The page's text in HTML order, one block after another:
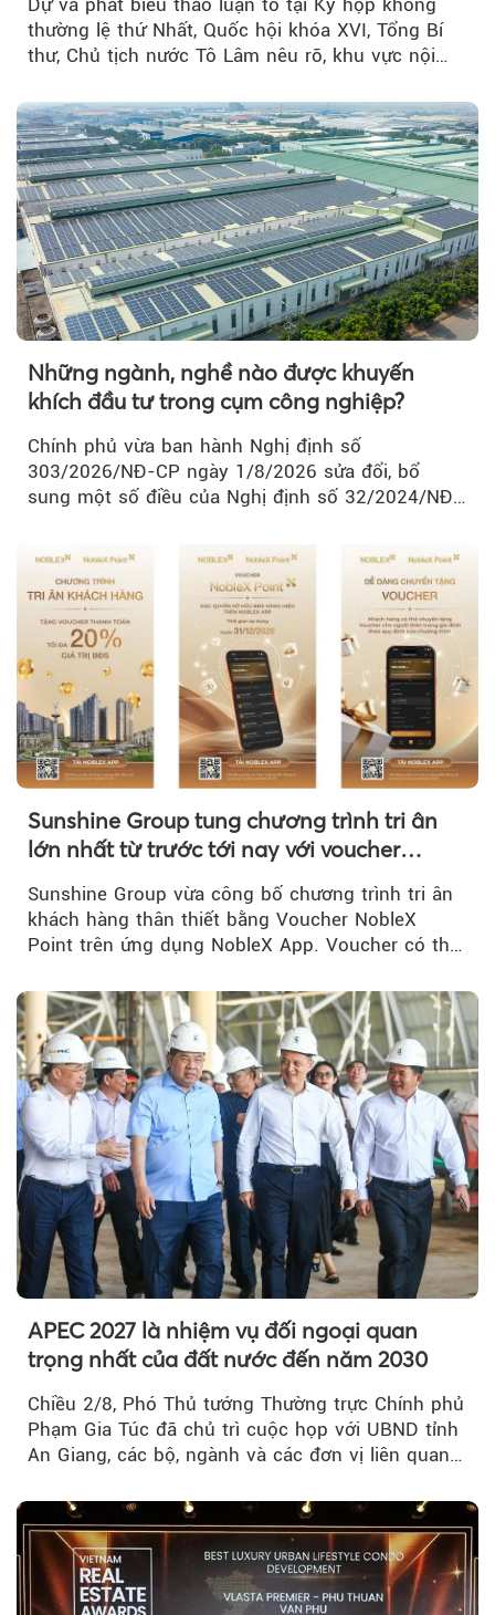
thường lệ thứ Nhất, Quốc hội khóa XVI, Tổng Bí
thư, Chủ tịch nước Tô Lâm nêu rõ, khu vực nội
Những ngành, nghề nào được khuyến
khích đầu tư trong cụm công nghiệp?
Chính phủ vừa ban hành Nghị định số
303/2026/NĐ-CP ngày 1/8/2026 sửa đổi, bổ
sung một số điều của Nghị định số 32/2024/NĐ-
Sunshine Group tung chương trình tri ân
lớn nhất từ trước tới nay với voucher
NobleX Point cho khách hàng thân thiết
Sunshine Group vừa công bố chương trình tri ân
khách hàng thân thiết bằng Voucher NobleX
Point trên ứng dụng NobleX App. Voucher có thể
APEC 2027 là nhiệm vụ đối ngoại quan
trọng nhất của đất nước đến năm 2030
Chiều 2/8, Phó Thủ tướng Thường trực Chính phủ
Phạm Gia Túc đã chủ trì cuộc họp với UBND tỉnh
An Giang, các bộ, ngành và các đơn vị liên quan